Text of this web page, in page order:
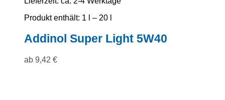
Produkt enthält: 1
– 20
Addinol Super Light 5W40
ab 9,42 €